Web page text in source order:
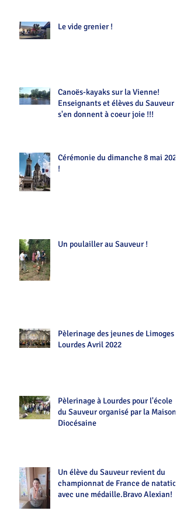
Le vide grenier !
Canoës-kayaks sur la Vienne!
Enseignants et élèves du Sauveur
s'en donnent à coeur joie !!!
Cérémonie du dimanche 8 mai 2022
!
Un poulailler au Sauveur !
Pèlerinage des jeunes de Limoges
Lourdes Avril 2022
Pèlerinage à Lourdes pour l'école
du Sauveur organisé par la Maison
Diocésaine
Un élève du Sauveur revient du
championnat de France de natation
avec une médaille.Bravo Alexian!